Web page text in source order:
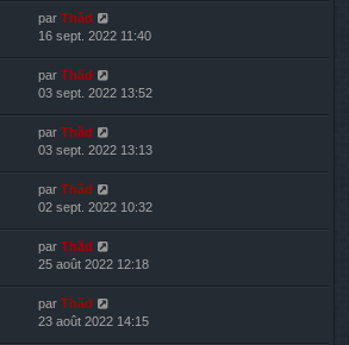
par Thãd
16 sept. 2022 11:40
par Thãd
03 sept. 2022 13:52
par Thãd
03 sept. 2022 13:13
par Thãd
02 sept. 2022 10:32
par Thãd
25 août 2022 12:18
par Thãd
23 août 2022 14:15